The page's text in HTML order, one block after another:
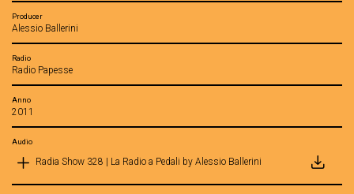
Producer
Alessio Ballerini
Radio
Radio Papesse
Anno
2011
Audio
Radia Show 328 | La Radio a Pedali by Alessio Ballerini